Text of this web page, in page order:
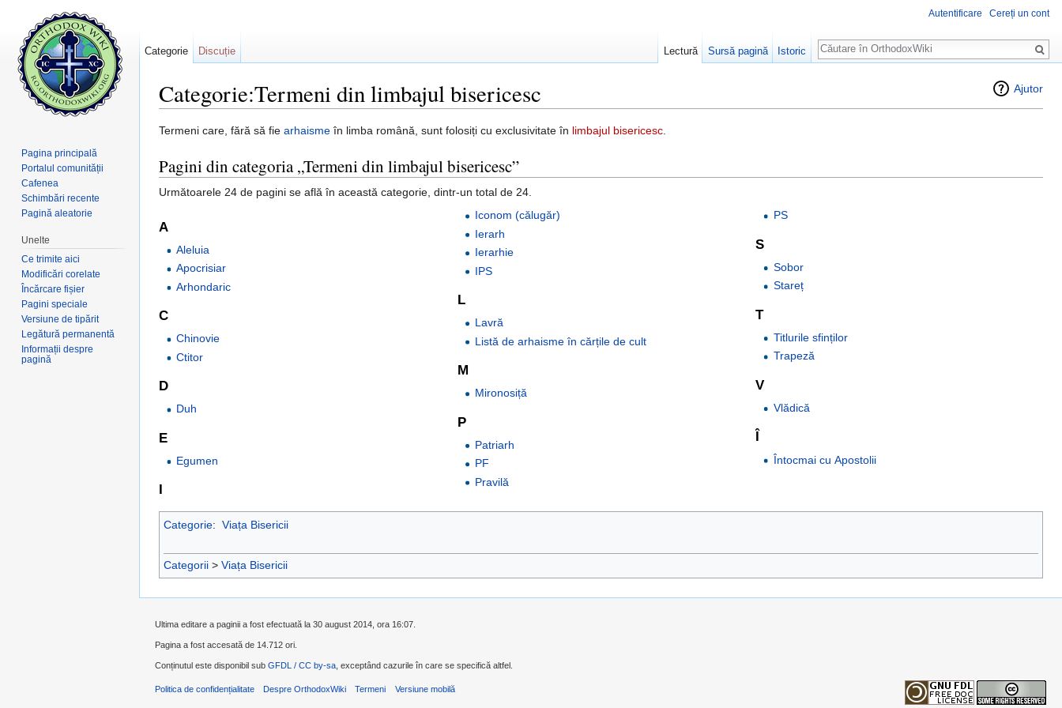
Ajutor
Categorie:Termeni din limbajul bisericesc
Termeni care, fără să fie arhaisme în limba română, sunt folosiți cu exclusivitate în limbajul bisericesc.
Pagini din categoria „Termeni din limbajul bisericesc”
Următoarele 24 de pagini se află în această categorie, dintr-un total de 24.
A
Aleluia
Apocrisiar
Arhondaric
C
Chinovie
Ctitor
D
Duh
E
Egumen
Iconom (călugăr)
Ierarh
Ierarhie
IPS
L
Lavră
Listă de arhaisme în cărțile de cult
M
Mironosiță
P
Patriarh
PF
Pravilă
PS
S
Sobor
Stareț
T
Titlurile sfinților
Trapeză
V
Vlădică
Întocmai cu Apostolii
Categorie: Viața Bisericii
Categorii > Viața Bisericii
Autentificare Cereți un cont
Categorie Discuție Lectură Sursă pagină Istoric
Căutare
Pagina principală
Portalul comunității
Cafenea
Schimbări recente
Pagină aleatorie
Unelte
Ce trimite aici
Modificări corelate
Încărcare fișier
Pagini speciale
Versiune de tipărit
Legătură permanentă
Informații despre
pagină
Ultima editare a paginii a fost efectuată la 30 august 2014, ora 16:07.
Pagina a fost accesată de 14.712 ori.
Conținutul este disponibil sub GFDL / CC by-sa , exceptând cazurile în care se specifică altfel.
Politica de confidențialitate Despre OrthodoxWiki Termeni Versiune mobilă